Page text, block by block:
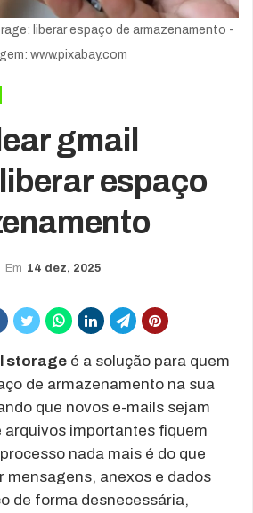
liberar espaço de armazenamento -
www.pixabay.com
gmail
espaço
Em 14 dez, 2025
storage é a solução para quem
de armazenamento na sua
que novos e-mails sejam
arquivos importantes fiquem
nada mais é do que
mensagens, anexos e dados
de forma desnecessária,